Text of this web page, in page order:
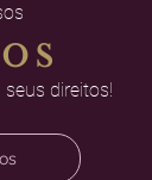
direitos!